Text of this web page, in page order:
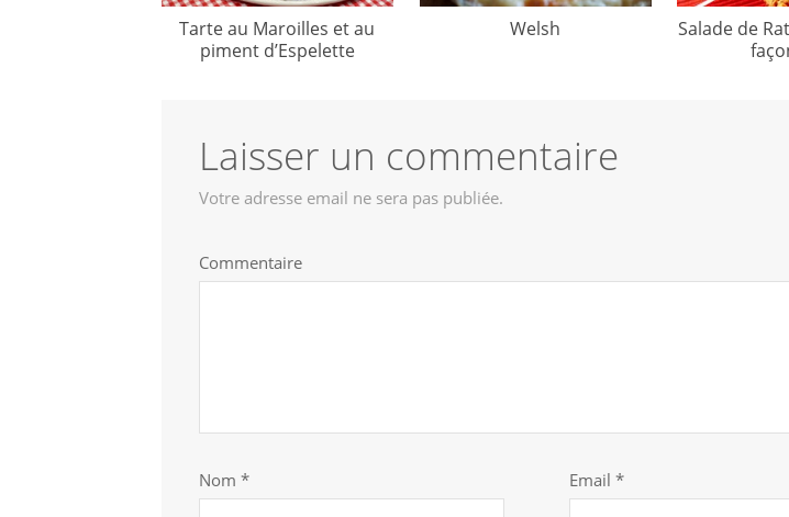
Tarte au Maroilles et au
piment d’Espelette
Welsh
Salade de
Laisser un commentaire
Votre adresse email ne sera pas publiée.
Commentaire
Nom* Email *